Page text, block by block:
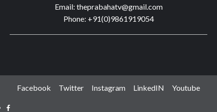
Email: theprabahatv@gmail.com
Phone: +91(0)9861919054
Facebook Twitter Instagram LinkedIN Youtube
Facebook